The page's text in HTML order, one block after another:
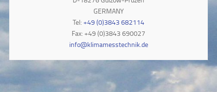
GERMANY
Tel: +49 (0)3843 682114
Fax: +49 (0)3843 690027
info@klimamesstechnik.de